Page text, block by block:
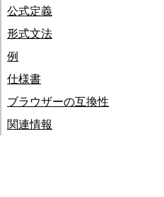
公式定義
形式文法
例
仕様書
ブラウザーの互換性
関連情報